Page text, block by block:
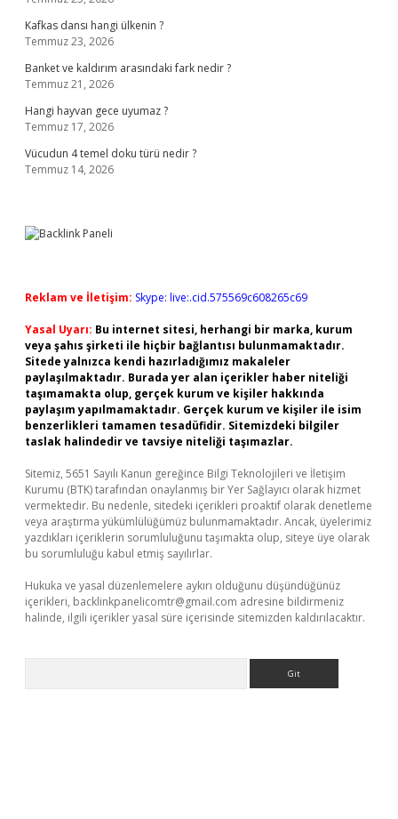
Kafkas dansı hangi ülkenin ?
Temmuz 23, 2026
Banket ve kaldırım arasındaki fark nedir ?
Temmuz 21, 2026
Hangi hayvan gece uyumaz ?
Temmuz 17, 2026
Vücudun 4 temel doku türü nedir ?
Temmuz 14, 2026
Reklam ve İletişim: Skype: live:.cid.575569c608265c69
Yasal Uyarı: Bu internet sitesi, herhangi bir marka, kurum
veya şahıs şirketi ile hiçbir bağlantısı bulunmamaktadır.
Sitede yalnızca kendi hazırladığımız makaleler
paylaşılmaktadır. Burada yer alan içerikler haber niteliği
taşımamakta olup, gerçek kurum ve kişiler hakkında
paylaşım yapılmamaktadır. Gerçek kurum ve kişiler ile isim
benzerlikleri tamamen tesadüfidir. Sitemizdeki bilgiler
taslak halindedir ve tavsiye niteliği taşımazlar.
Sitemiz, 5651 Sayılı Kanun gereğince Bilgi Teknolojileri ve İletişim
Kurumu (BTK) tarafından onaylanmış bir Yer Sağlayıcı olarak hizmet
vermektedir. Bu nedenle, sitedeki içerikleri proaktif olarak denetleme
veya araştırma yükümlülüğümüz bulunmamaktadır. Ancak, üyelerimiz
yazdıkları içeriklerin sorumluluğunu taşımakta olup, siteye üye olarak
bu sorumluluğu kabul etmiş sayılırlar.
Hukuka ve yasal düzenlemelere aykırı olduğunu düşündüğünüz
içerikleri, backlinkpanelicomtr@gmail.com adresine bildirmeniz
halinde, ilgili içerikler yasal süre içerisinde sitemizden kaldırılacaktır.